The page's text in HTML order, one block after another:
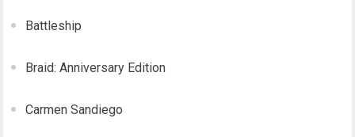
Battleship
Braid: Anniversary Edition
Carmen Sandiego